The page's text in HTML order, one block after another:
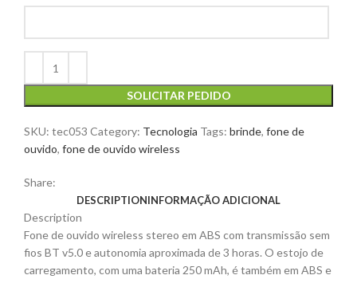
SOLICITAR PEDIDO
SKU: tec053 Category: Tecnologia Tags: brinde, fone de
ouvido, fone de ouvido wireless
Share:
DESCRIPTIONINFORMAÇÃO ADICIONAL
Description
Fone de ouvido wireless stereo em ABS com transmissão sem
fios BT v5.0 e autonomia aproximada de 3 horas. O estojo de
carregamento, com uma bateria 250 mAh, é também em ABS e